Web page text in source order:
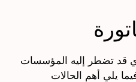
قد تضطر إليه المؤسسات
يلي أهم الحالات